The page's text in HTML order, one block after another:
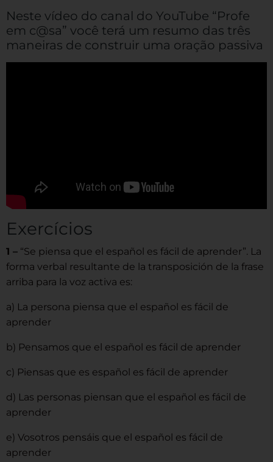
Neste vídeo do canal do YouTube “Profe
em c@sa” você terá um resumo das três
maneiras de construir uma oração passiva
Exercícios
1 – “Se piensa que el español es fácil de aprender”. La
forma verbal resultante de la transposición de la frase
arriba para la voz activa es:
a) La persona piensa que el español es fácil de
aprender
b) Pensamos que el español es fácil de aprender
c) Piensas que es español es fácil de aprender
d) Las personas piensan que el español es fácil de
aprender
e) Vosotros pensáis que el español es fácil de
aprender